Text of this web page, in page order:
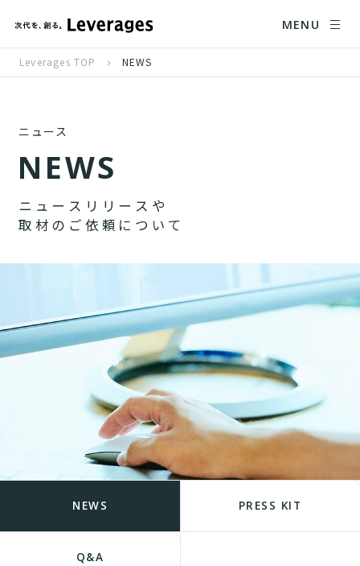
MENU
Leverages TOP NEWS
ニュース
NEWS
ニ ュ ー ス リ リ ー ス や
取 材 の ご 依 頼 に つ い て
NEWS PRESS KIT
Q&A